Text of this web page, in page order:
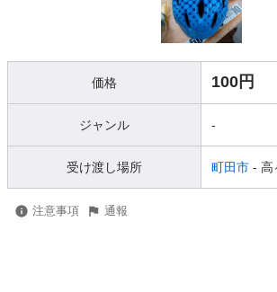
価格 100円
ジャンル -
受け渡し場所 町田市 - 高
注意事項 通報